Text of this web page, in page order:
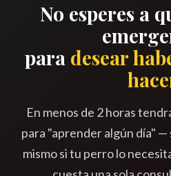
No esperes a
para desear
En menos de 2 horas
para "aprender algún día"
mismo si tu perro lo